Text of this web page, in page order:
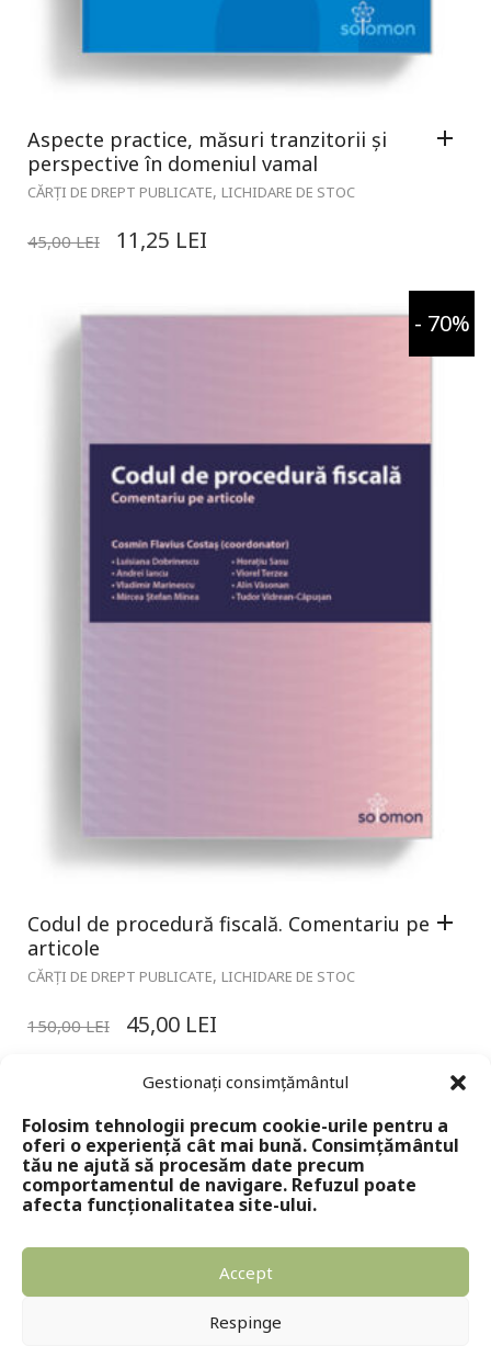
Gestionați consimțământul
Folosim tehnologii precum cookie-urile pentru a
oferi o experiență cât mai bună. Consimțământul
tău ne ajută să procesăm date precum
comportamentul de navigare. Refuzul poate
afecta funcționalitatea site-ului.
Accept
Respinge
Aspecte practice, măsuri tranzitorii și
perspective în domeniul vamal
CĂRȚI DE DREPT PUBLICATE, LICHIDARE DE STOC
45,00LEI 11,25 LEI
- 70%
Codul de procedură fiscală. Comentariu pe
articole
CĂRȚI DE DREPT PUBLICATE, LICHIDARE DE STOC
150,00LEI 45,00 LEI